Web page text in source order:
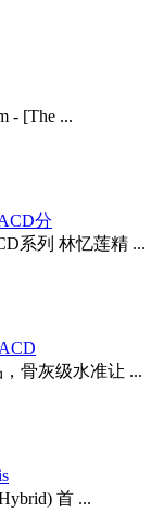
- [The ...
分
系列 林忆莲精 ...
骨灰级水准让 ...
首 ...